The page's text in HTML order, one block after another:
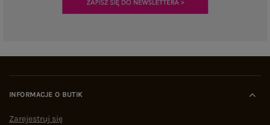
INFORMACJE O BUTIK
Zarejestruj się